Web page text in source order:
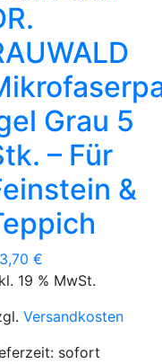
Grau 5
– Für
&
€
19 % MwSt.
Versandkosten
sofort